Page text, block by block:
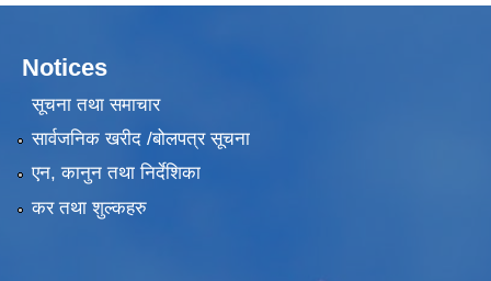
Notices
सूचना तथा समाचार
सार्वजनिक खरीद /बोलपत्र सूचना
एन, कानुन तथा निर्देशिका
कर तथा शुल्कहरु